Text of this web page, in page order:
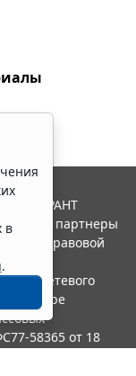
в
.
ГАРАНТ
и ее партнеры
правовой
сетевого
в сфере
58365 от 18